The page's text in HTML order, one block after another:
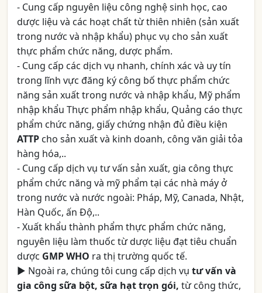
- Cung cấp nguyên liệu công nghệ sinh học, cao
dược liệu và các hoạt chất từ thiên nhiên (sản xuất
trong nước và nhập khẩu) phục vụ cho sản xuất
thực phẩm chức năng, dược phẩm.
- Cung cấp các dịch vụ nhanh, chính xác và uy tín
trong lĩnh vực đăng ký công bố thực phẩm chức
năng sản xuất trong nước và nhập khẩu, Mỹ phẩm
nhập khẩu Thực phẩm nhập khẩu, Quảng cáo thực
phẩm chức năng, giấy chứng nhận đủ điều kiện
ATTP cho sản xuất và kinh doanh, công văn giải tỏa
hàng hóa,..
- Cung cấp dịch vụ tư vấn sản xuất, gia công thực
phẩm chức năng và mỹ phẩm tại các nhà máy ở
trong nước và nước ngoài: Pháp, Mỹ, Canada, Nhật,
Hàn Quốc, ấn Độ,..
- Xuất khẩu thành phẩm thực phẩm chức năng,
nguyên liệu làm thuốc từ dược liệu đạt tiêu chuẩn
dược GMP WHO ra thị trường quốc tế.
► Ngoài ra, chúng tôi cung cấp dịch vụ tư vấn và
gia công sữa bột, sữa hạt trọn gói, từ công thức,